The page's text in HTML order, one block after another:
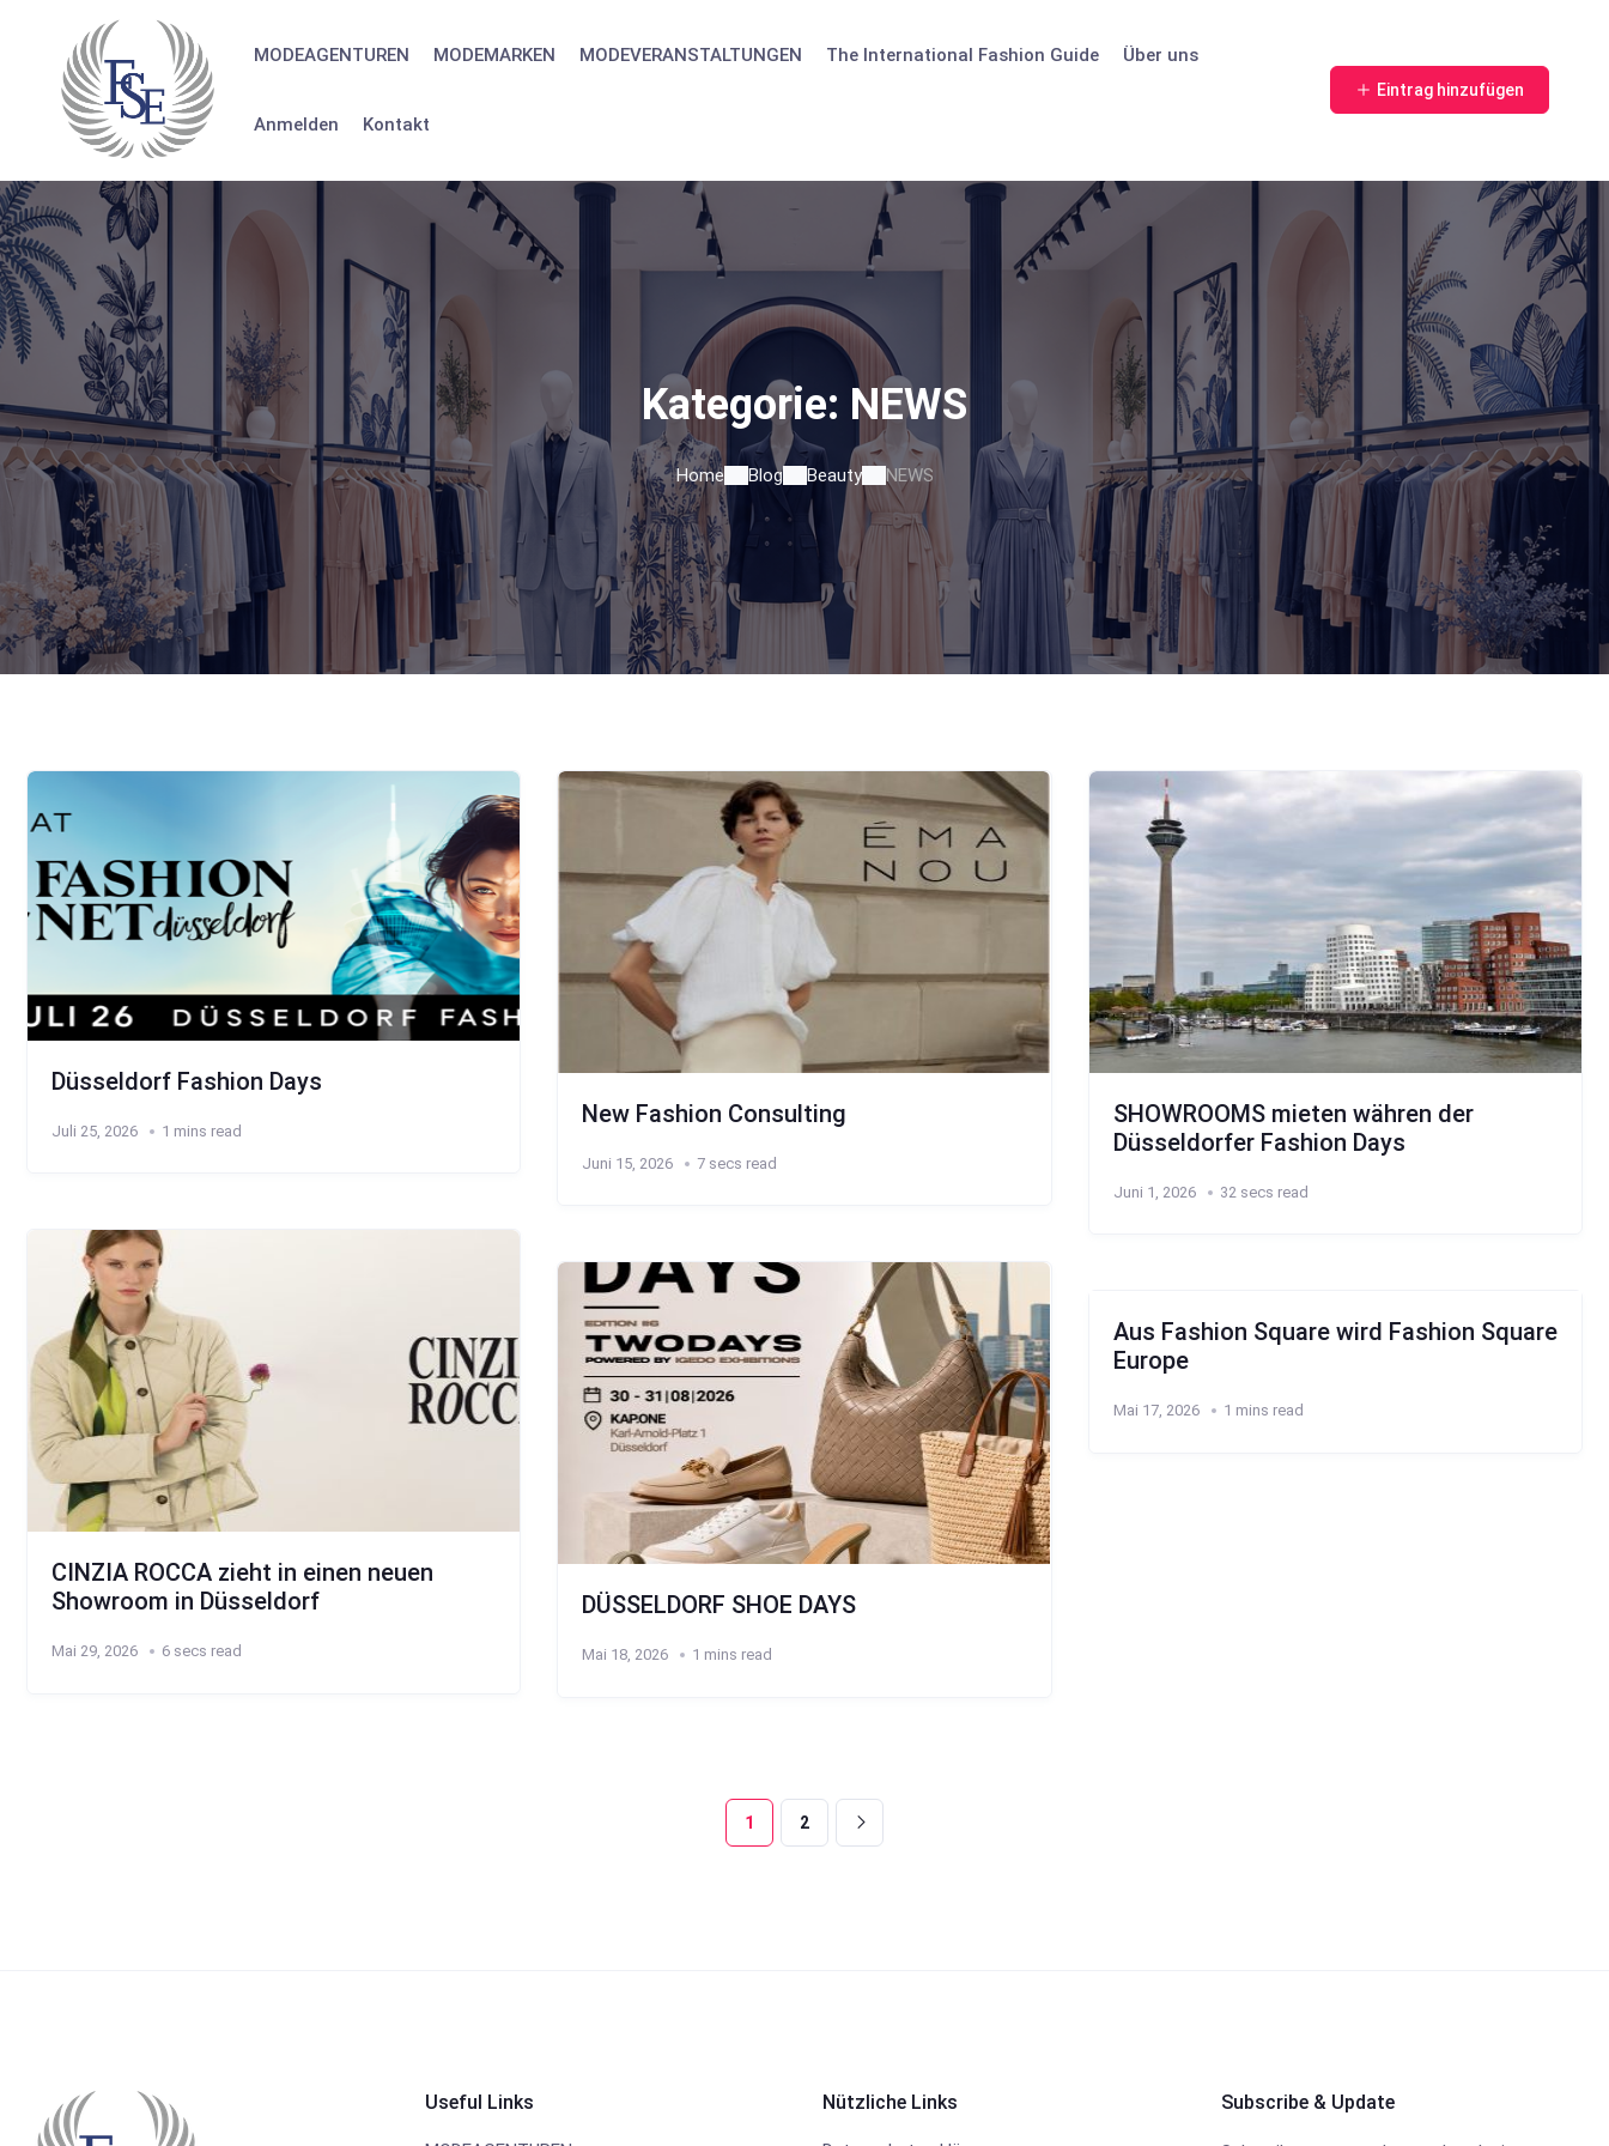
content
MODEAGENTUREN MODEMARKEN MODEVERANSTALTUNGEN The International Fashion Guide Über uns
Anmelden Kontakt
Eintrag hinzufügen
Kategorie: NEWS
Home Blog Beauty NEWS
Düsseldorf Fashion Days
Juli 25, 2026 1 mins read
New Fashion Consulting
Juni 15, 2026 7 secs read
SHOWROOMS mieten währen der
Düsseldorfer Fashion Days
Juni 1, 2026 32 secs read
CINZIA ROCCA zieht in einen neuen
Showroom in Düsseldorf
Mai 29, 2026 6 secs read
DÜSSELDORF SHOE DAYS
Mai 18, 2026 1 mins read
Aus Fashion Square wird Fashion Square
Europe
Mai 17, 2026 1 mins read
1 2
Useful Links Nützliche Links Subscribe & Update